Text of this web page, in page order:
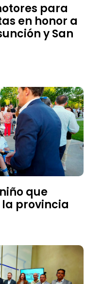
para
en honor a
y San
que
provincia